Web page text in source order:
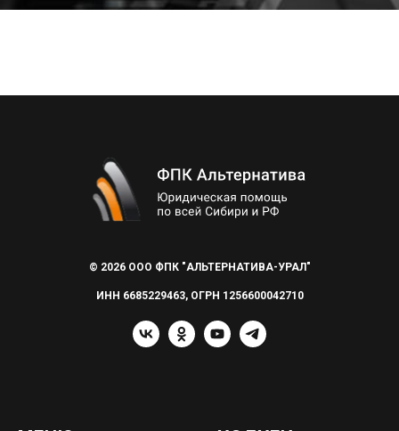
© 2026 ООО ФПК "АЛЬТЕРНАТИВА-УРАЛ"
ИНН 6685229463, ОГРН 1256600042710